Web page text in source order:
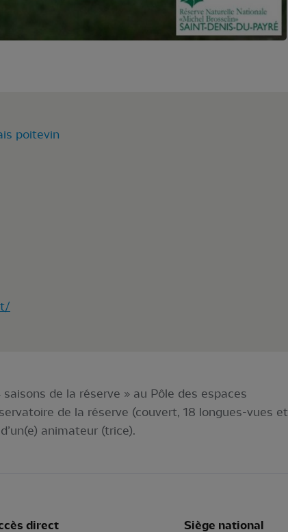
poitevin
de la réserve » au Pôle des espaces
de la réserve (couvert, 18 longues-vues et
animateur (trice).
direct Siège national